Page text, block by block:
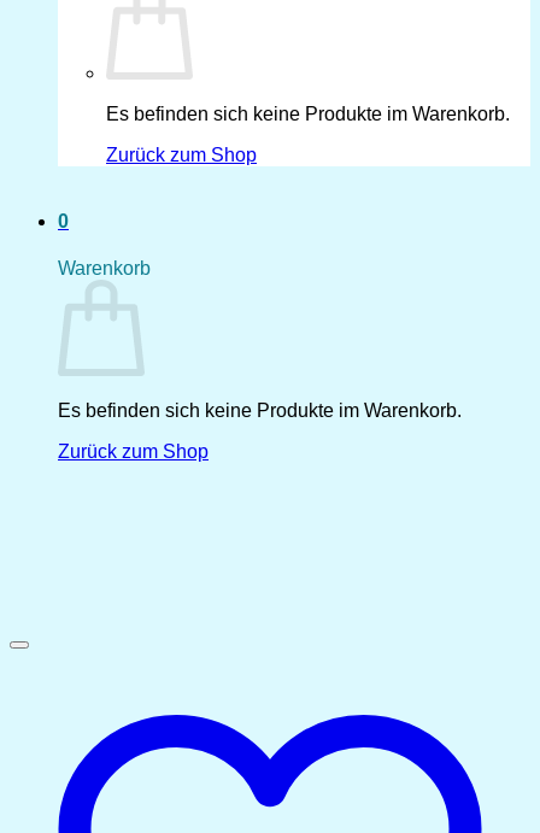
Es befinden sich keine Produkte im Warenkorb.
Zurück zum Shop
0
Warenkorb
Es befinden sich keine Produkte im Warenkorb.
Zurück zum Shop